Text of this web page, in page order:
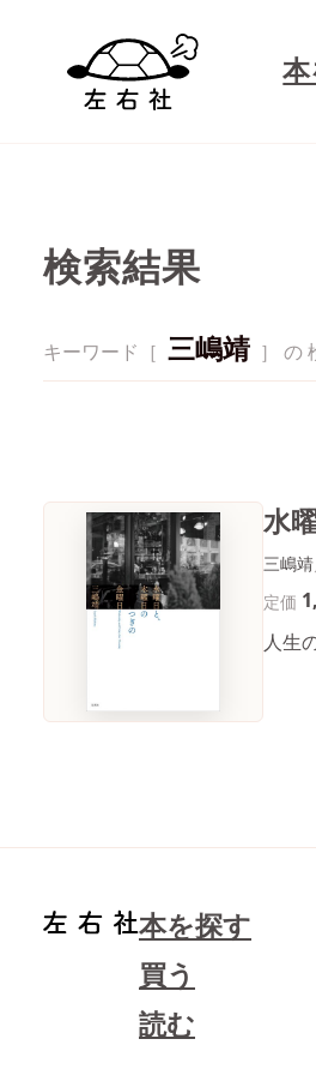
検索結果
キーワード［ 三嶋靖 ］ の
水
三嶋靖
定価
人生
本を探す
買う
読む